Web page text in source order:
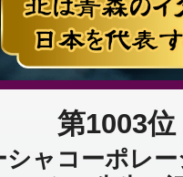
第1003位
シャコーポレ